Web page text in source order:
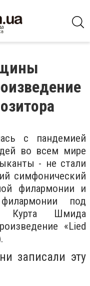
с пандемией
во всем мире
- не стали
симфонический
филармонии и
под
Курта Шмида
«Lied
записали эту